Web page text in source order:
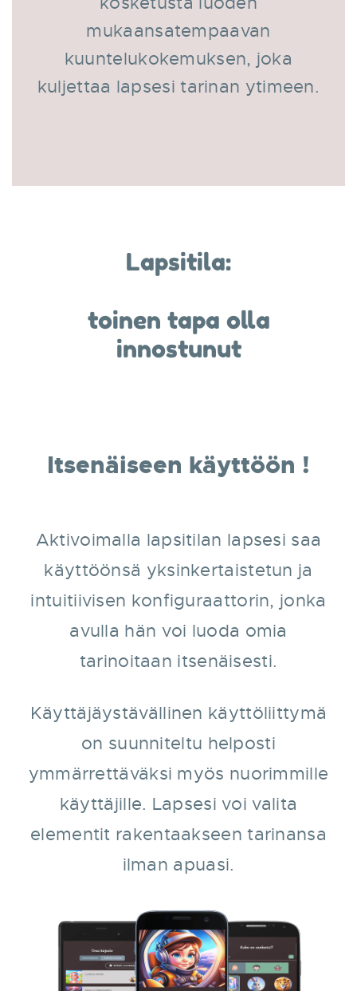
mukaansatempaavan
kuuntelukokemuksen, joka
kuljettaa lapsesi tarinan ytimeen.
Lapsitila:
toinen tapa olla
innostunut
Itsenäiseen käyttöön !
Aktivoimalla lapsitilan lapsesi saa
käyttöönsä yksinkertaistetun ja
intuitiivisen konfiguraattorin, jonka
avulla hän voi luoda omia
tarinoitaan itsenäisesti.
Käyttäjäystävällinen käyttöliittymä
on suunniteltu helposti
ymmärrettäväksi myös nuorimmille
käyttäjille. Lapsesi voi valita
elementit rakentaakseen tarinansa
ilman apuasi.